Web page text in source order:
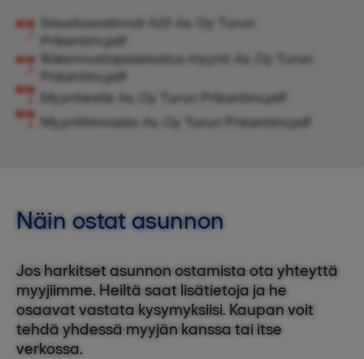
Sisustusvalinnat A10 As. Oy Turun
Prikantiini.pdf
Rakennustapaselostus myynti As. Oy Turun
Prikantiini.pdf
Myyntiesite As. Oy Turun Prikantiini.pdf
Myyntihinnasto As. Oy Turun Prikantiini.pdf
Näin ostat asunnon
Jos harkitset asunnon ostamista ota yhteyttä
myyjiimme. Heiltä saat lisätietoja ja he
osaavat vastata kysymyksiisi. Kaupan voit
tehdä yhdessä myyjän kanssa tai itse
verkossa.